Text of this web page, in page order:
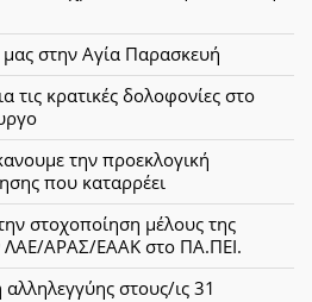
στην Αγία Παρασκευή
τις κρατικές δολοφονίες στο
την προεκλογική
που καταρρέει
στοχοποίηση μέλους της
ΛΑΕ/ΑΡΑΣ/ΕΑΑΚ στο ΠΑ.ΠΕΙ.
στους/ις 31